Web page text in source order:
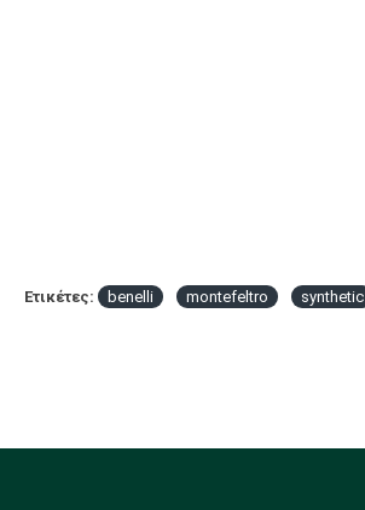
Ετικέτες: benelli montefeltro synthetic